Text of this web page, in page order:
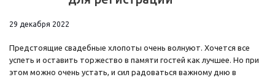
29 декабря 2022
Предстоящие свадебные хлопоты очень волнуют. Хочется все
успеть и оставить торжество в памяти гостей как лучшее. Но при
этом можно очень устать, и сил радоваться важному дню в